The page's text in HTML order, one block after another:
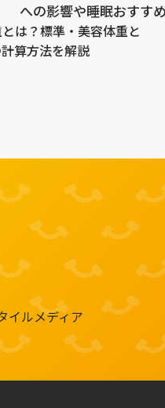
への影響や睡眠おすす
は？標準・美容体重と
算方法を解説
イルメディア